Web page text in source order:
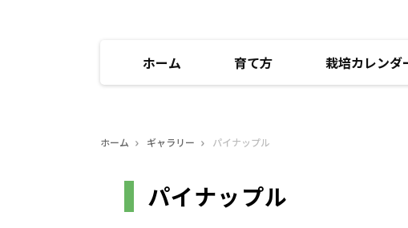
ホーム 育て方 栽培カレンダ
ホーム ギャラリー パイナップル
パイナップル